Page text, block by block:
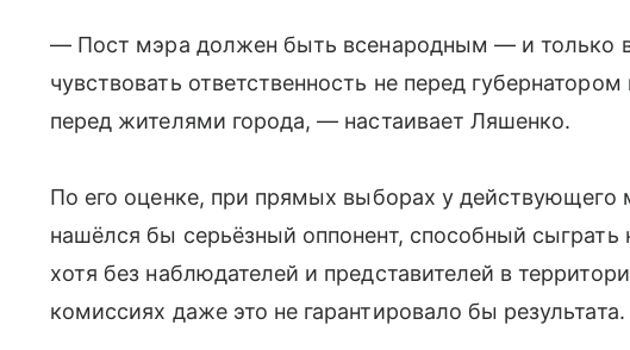
— Пост мэра должен быть всенародным — и только
чувствовать ответственность не перед
перед жителями города, — настаивает Ляшенко.
По его оценке, при прямых выборах у действующего
нашёлся бы серьёзный оппонент, способный
хотя без наблюдателей и представителей в
комиссиях даже это не гарантировало бы результата.